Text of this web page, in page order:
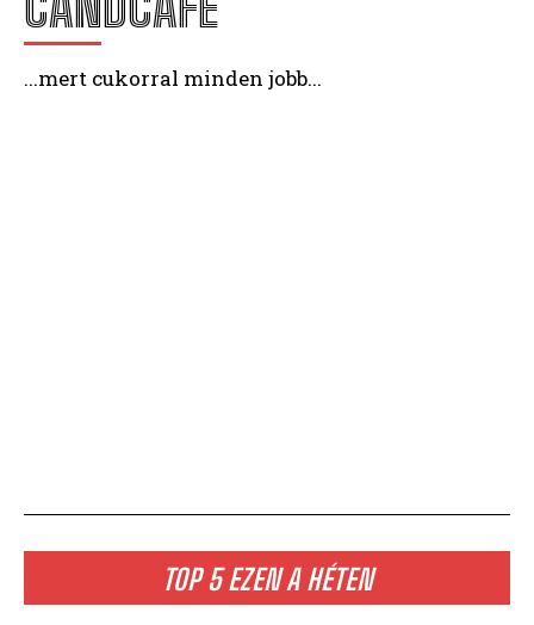
...mert cukorral minden jobb...
TOP 5 EZEN A HÉTEN